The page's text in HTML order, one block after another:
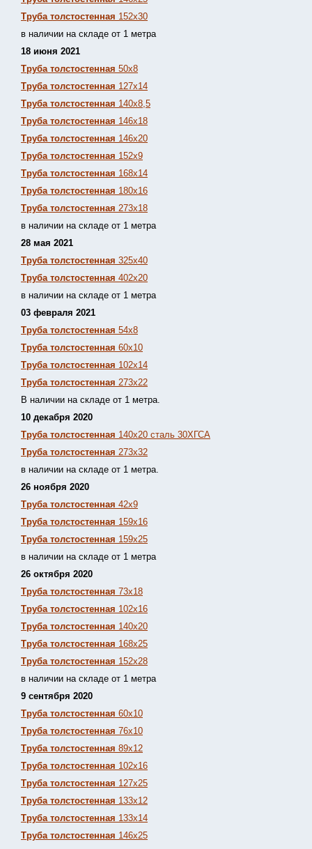
Труба толстостенная 152х30
в наличии на складе от 1 метра
18 июня 2021
Труба толстостенная 50х8
Труба толстостенная 127х14
Труба толстостенная 140х8,5
Труба толстостенная 146х18
Труба толстостенная 146х20
Труба толстостенная 152х9
Труба толстостенная 168х14
Труба толстостенная 180х16
Труба толстостенная 273х18
в наличии на складе от 1 метра
28 мая 2021
Труба толстостенная 325х40
Труба толстостенная 402х20
в наличии на складе от 1 метра
03 февраля 2021
Труба толстостенная 54х8
Труба толстостенная 60х10
Труба толстостенная 102х14
Труба толстостенная 273х22
В наличии на складе от 1 метра.
10 декабря 2020
Труба толстостенная 140х20 сталь 30ХГСА
Труба толстостенная 273х32
в наличии на складе от 1 метра.
26 ноября 2020
Труба толстостенная 42х9
Труба толстостенная 159х16
Труба толстостенная 159х25
в наличии на складе от 1 метра
26 октября 2020
Труба толстостенная 73х18
Труба толстостенная 102х16
Труба толстостенная 140х20
Труба толстостенная 168х25
Труба толстостенная 152х28
в наличии на складе от 1 метра
9 сентября 2020
Труба толстостенная 60х10
Труба толстостенная 76х10
Труба толстостенная 89х12
Труба толстостенная 102х16
Труба толстостенная 127х25
Труба толстостенная 133х12
Труба толстостенная 133х14
Труба толстостенная 146х25